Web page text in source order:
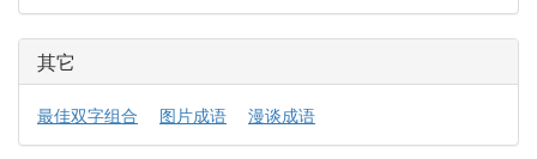
其它
最佳双字组合 图片成语 漫谈成语